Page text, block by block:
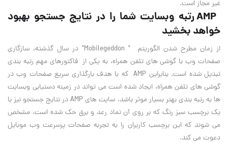
غیر مجاز است.
AMP رتبه وبسایت شما را در نتایج جستجو بهبود
خواهد بخشید
از زمان مطرح شدن الگوریتم " Mobilegeddon" در سال گذشته، سازگاری
صفحات وب با گوشی های تلفن همراه، به یکی از فاکتورهای مهم رتبه بندی
تبدیل شده است. بنابراین AMP که با هدف بارگذاری سریع صفحات وب در
گوشی های تلفن همراه، ایجاد شده است می تواند در زمینه دستیابی وبسایت
ها به رتبه بندی بهتر بسیار موثر باشد. سایت های AMP در نتایج جستجو نیز با
یک برچسب سبز رنگ که بر روی آن نماد رعد و برق حک شده است، مشخص
می شوند که این برچسب کاربران را به تجربه صفحات پرسرعت وب موبایل
دعوت می کند.